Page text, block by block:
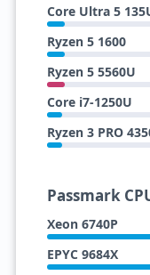
Core Ultra 5
Ryzen 5 1600
Ryzen 5 5560U
Core i7-1250U
Ryzen 3 PRO
Passmark
Xeon 6740P
EPYC 9684X